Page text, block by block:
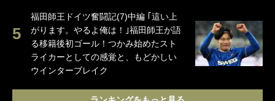
福田師王ドイツ奮闘記(7)中編 ｢這い上
がります。やるよ俺は！｣福田師王が語
る移籍後初ゴール！つかみ始めたスト
ライカーとしての感覚と、もどかしい
ウインターブレイク